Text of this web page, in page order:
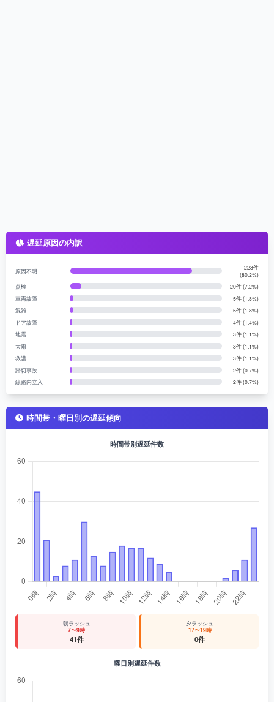
遅延原因の内訳
原因不明
223件
(80.2%)
点検
20件 (7.2%)
車両故障
5件 (1.8%)
混雑
5件 (1.8%)
ドア故障
4件 (1.4%)
地震
3件 (1.1%)
大雨
3件 (1.1%)
救護
3件 (1.1%)
踏切事故
2件 (0.7%)
線路内立入
2件 (0.7%)
時間帯・曜日別の遅延傾向
時間帯別遅延件数
朝ラッシュ
7〜9時
41件
夕ラッシュ
17〜19時
0件
曜日別遅延件数